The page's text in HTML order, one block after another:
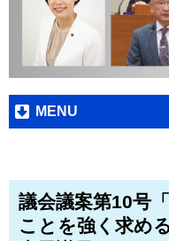
MENU
議会議案第10号
ことを強く求め